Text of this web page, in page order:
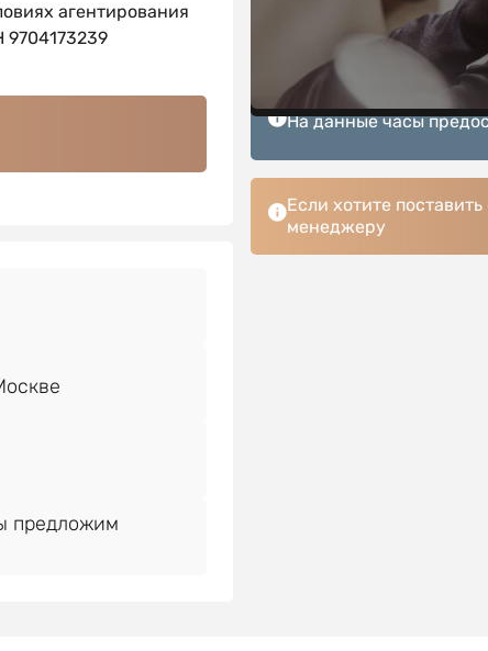
агентирования
предложим
На данные часы
Если хотите
менеджеру